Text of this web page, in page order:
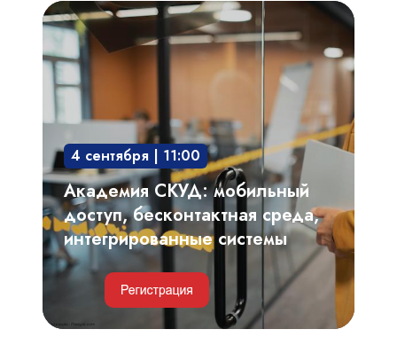
Академия
СКУД:
мобильный
доступ,
бесконтактная
интегрированные
системы
4 сентября | 11:00
Академия СКУД: мобильный
доступ, бесконтактная среда,
интегрированные системы